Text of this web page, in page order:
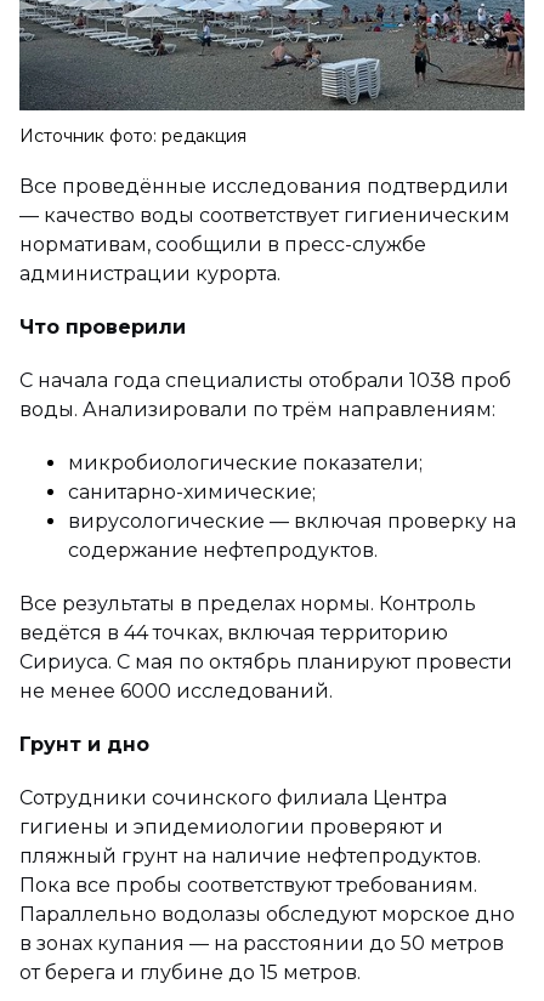
Источник фото: редакция
Все проведённые исследования подтвердили
— качество воды соответствует гигиеническим
нормативам, сообщили в пресс-службе
администрации курорта.
Что проверили
С начала года специалисты отобрали 1038 проб
воды. Анализировали по трём направлениям:
микробиологические показатели;
санитарно-химические;
вирусологические — включая проверку на
содержание нефтепродуктов.
Все результаты в пределах нормы. Контроль
ведётся в 44 точках, включая территорию
Сириуса. С мая по октябрь планируют провести
не менее 6000 исследований.
Грунт и дно
Сотрудники сочинского филиала Центра
гигиены и эпидемиологии проверяют и
пляжный грунт на наличие нефтепродуктов.
Пока все пробы соответствуют требованиям.
Параллельно водолазы обследуют морское дно
в зонах купания — на расстоянии до 50 метров
от берега и глубине до 15 метров.